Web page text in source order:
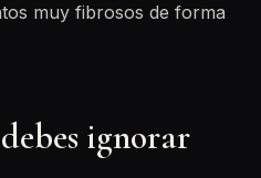
muy fibrosos de forma
ignorar